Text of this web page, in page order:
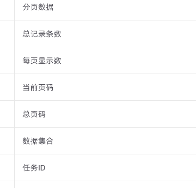
分页数据
总记录条数
每页显示数
当前页码
总页码
数据集合
任务ID